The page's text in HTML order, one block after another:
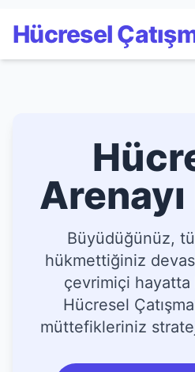
Hücresel
Büyüdüğünüz,
hükmettiğiniz
çevrimiçi hayatta
Hücresel
müttefikleriniz